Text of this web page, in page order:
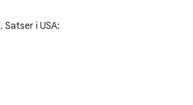
. Satser i USA: